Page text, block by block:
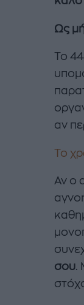
Ως
Το
αν
Το
Αν ο
σου.